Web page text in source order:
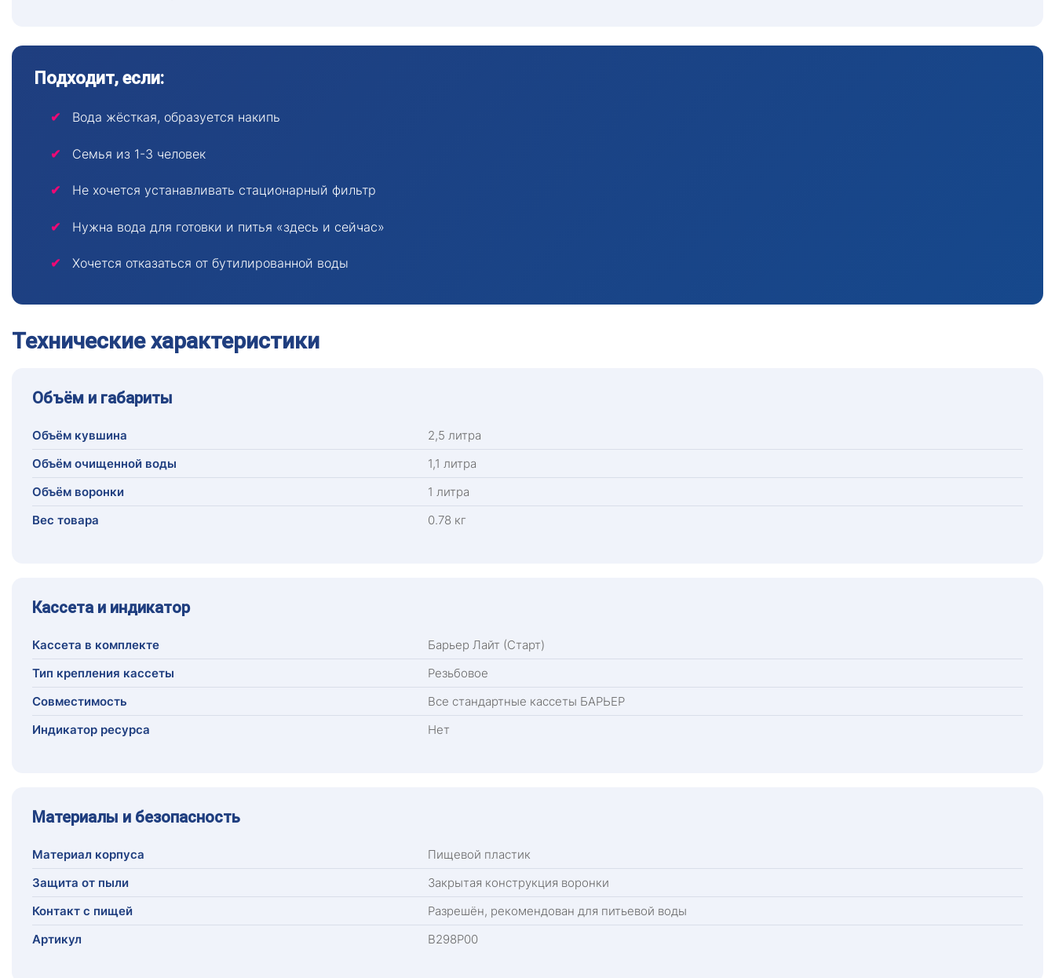
Подходит, если:
Вода жёсткая, образуется накипь
Семья из 1-3 человек
Не хочется устанавливать стационарный фильтр
Нужна вода для готовки и питья «здесь и сейчас»
Хочется отказаться от бутилированной воды
Технические характеристики
Объём и габариты
Объём кувшина
2,5 литра
Объём очищенной воды
1,1 литра
Объём воронки
1 литра
Вес товара
0.78 кг
Кассета и индикатор
Кассета в комплекте
Барьер Лайт (Старт)
Тип крепления кассеты
Резьбовое
Совместимость
Все стандартные кассеты БАРЬЕР
Индикатор ресурса
Нет
Материалы и безопасность
Материал корпуса
Пищевой пластик
Защита от пыли
Закрытая конструкция воронки
Контакт с пищей
Разрешён, рекомендован для питьевой воды
Артикул
В298Р00